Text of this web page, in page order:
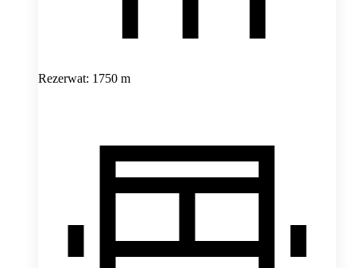
Rezerwat: 1750 m